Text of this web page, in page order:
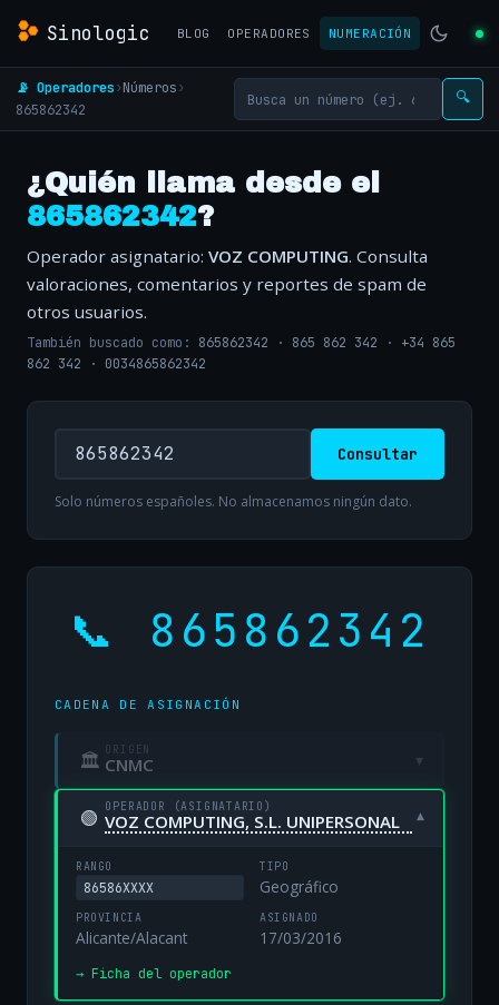
Sinologic BLOG OPERADORES NUMERACIÓN
📡 Operadores›Números›
865862342
🔍
¿Quién llama desde el
865862342?
Operador asignatario: VOZ COMPUTING. Consulta
valoraciones, comentarios y reportes de spam de
otros usuarios.
También buscado como: 865862342 · 865 862 342 · +34 865
862 342 · 0034865862342
Consultar
Solo números españoles. No almacenamos ningún dato.
📞 865862342
CADENA DE ASIGNACIÓN
🏛 ORIGEN
CNMC ▾
🟢 OPERADOR (ASIGNATARIO)
VOZ COMPUTING, S.L. UNIPERSONAL ▾
RANGO
86586XXXX
TIPO
Geográfico
PROVINCIA
Alicante/Alacant
ASIGNADO
17/03/2016
→ Ficha del operador